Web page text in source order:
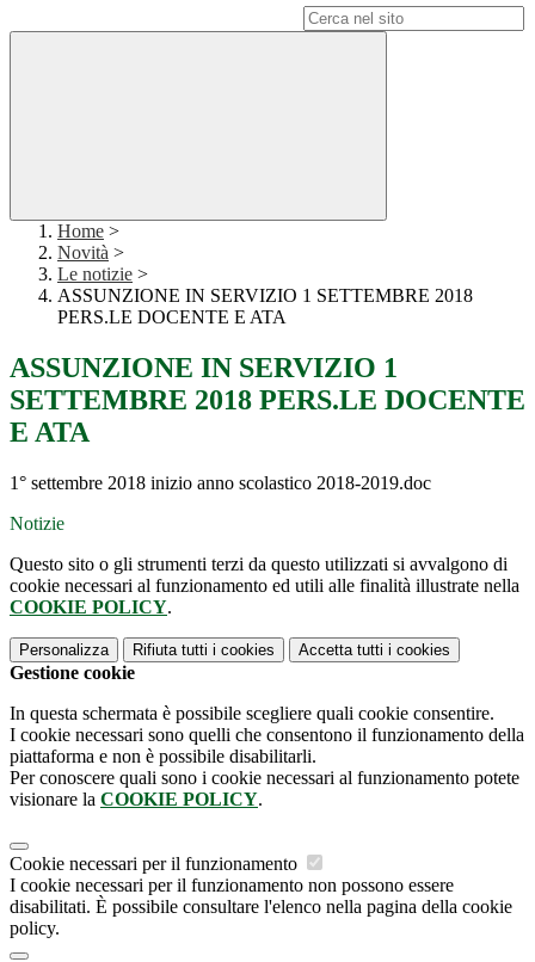
Home >
Novità >
Le notizie >
ASSUNZIONE IN SERVIZIO 1 SETTEMBRE 2018
PERS.LE DOCENTE E ATA
ASSUNZIONE IN SERVIZIO 1
SETTEMBRE 2018 PERS.LE DOCENTE
E ATA
1° settembre 2018 inizio anno scolastico 2018-2019.doc
Notizie
Questo sito o gli strumenti terzi da questo utilizzati si avvalgono di
cookie necessari al funzionamento ed utili alle finalità illustrate nella
COOKIE POLICY.
Personalizza Rifiuta tutti i cookies Accetta tutti i cookies
Gestione cookie
In questa schermata è possibile scegliere quali cookie consentire.
I cookie necessari sono quelli che consentono il funzionamento della
piattaforma e non è possibile disabilitarli.
Per conoscere quali sono i cookie necessari al funzionamento potete
visionare la COOKIE POLICY.
Cookie necessari per il funzionamento
I cookie necessari per il funzionamento non possono essere
disabilitati. È possibile consultare l'elenco nella pagina della cookie
policy.